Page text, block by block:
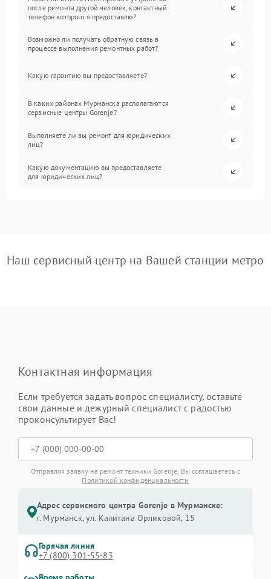
после ремонта другой человек, контактный
телефон которого я предоставлю?
Возможно ли получать обратную связь в
процессе выполнения ремонтных работ?
Какую гарантию вы предоставляете?
В каких районах Мурманска располагаются
сервисные центры Gorenje?
Выполняете ли вы ремонт для юридических
лиц?
Какую документацию вы предоставляете
для юридических лиц?
Наш сервисный центр на Вашей станции метро
Контактная информация
Если требуется задать вопрос специалисту, оставьте
свои данные и дежурный специалист с радостью
проконсультирует Вас!
Отправляя заявку на ремонт техники Gorenje, Вы соглашаетесь с
Политикой конфиденциальности
Адрес сервисного центра Gorenje в Мурманске:
г. Мурманск, ул. Капитана Орликовой, 15
Горячая линия
+7 (800) 301-55-83